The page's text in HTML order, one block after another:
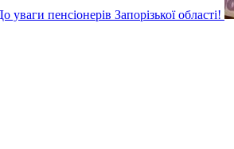
уваги пенсіонерів Запорізької області!